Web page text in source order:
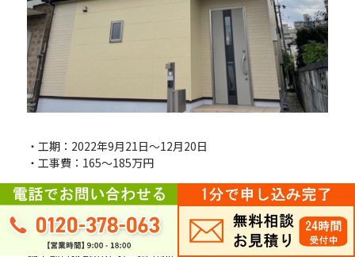
・工期：2022年9月21日〜12月20日
・工事費：165～185万円
実際に店舗を構えている点で安心できたことから、ご依頼い
ただきました。